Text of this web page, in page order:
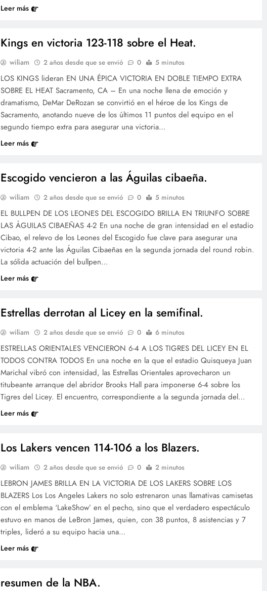
Leer más
Kings en victoria 123-118 sobre el Heat.
wiliam 2 años desde que se envió 0 5 minutos
LOS KINGS lideran EN UNA ÉPICA VICTORIA EN DOBLE TIEMPO EXTRA
SOBRE EL HEAT Sacramento, CA – En una noche llena de emoción y
dramatismo, DeMar DeRozan se convirtió en el héroe de los Kings de
Sacramento, anotando nueve de los últimos 11 puntos del equipo en el
segundo tiempo extra para asegurar una victoria…
Leer más
Escogido vencieron a las Águilas cibaeña.
wiliam 2 años desde que se envió 0 5 minutos
EL BULLPEN DE LOS LEONES DEL ESCOGIDO BRILLA EN TRIUNFO SOBRE
LAS ÁGUILAS CIBAEÑAS 4-2 En una noche de gran intensidad en el estadio
Cibao, el relevo de los Leones del Escogido fue clave para asegurar una
victoria 4-2 ante las Águilas Cibaeñas en la segunda jornada del round robin.
La sólida actuación del bullpen…
Leer más
Estrellas derrotan al Licey en la semifinal.
wiliam 2 años desde que se envió 0 6 minutos
ESTRELLAS ORIENTALES VENCIERON 6-4 A LOS TIGRES DEL LICEY EN EL
TODOS CONTRA TODOS En una noche en la que el estadio Quisqueya Juan
Marichal vibró con intensidad, las Estrellas Orientales aprovecharon un
titubeante arranque del abridor Brooks Hall para imponerse 6-4 sobre los
Tigres del Licey. El encuentro, correspondiente a la segunda jornada del…
Leer más
Los Lakers vencen 114-106 a los Blazers.
wiliam 2 años desde que se envió 0 2 minutos
LEBRON JAMES BRILLA EN LA VICTORIA DE LOS LAKERS SOBRE LOS
BLAZERS Los Los Angeles Lakers no solo estrenaron unas llamativas camisetas
con el emblema ‘LakeShow’ en el pecho, sino que el verdadero espectáculo
estuvo en manos de LeBron James, quien, con 38 puntos, 8 asistencias y 7
triples, lideró a su equipo hacia una…
Leer más
resumen de la NBA.